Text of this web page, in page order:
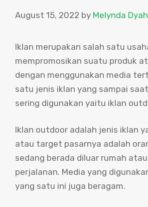
August 15, 2022 by Melynda Dyah
Iklan merupakan salah satu
mempromosikan suatu produk
dengan menggunakan media
satu jenis iklan yang sampai
sering digunakan yaitu iklan
Iklan outdoor adalah jenis iklan
atau target pasarnya adalah
sedang berada diluar rumah
perjalanan. Media yang
yang satu ini juga beragam.